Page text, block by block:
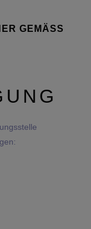
GEMÄSS §